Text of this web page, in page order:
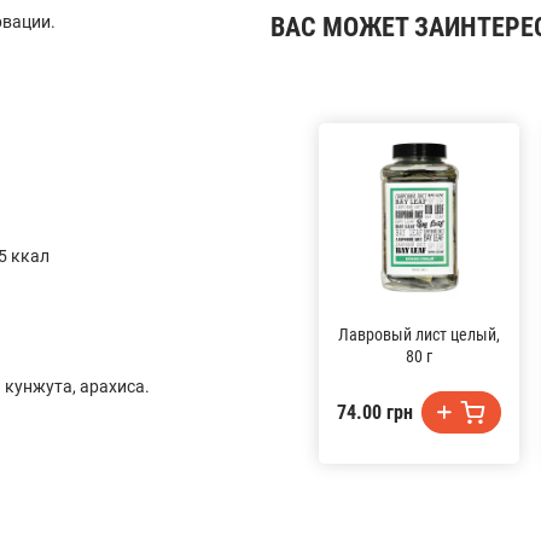
ккал
арахиса.
ВАС МОЖЕТ
Лавровый лист целый,
80 г
74.00 грн